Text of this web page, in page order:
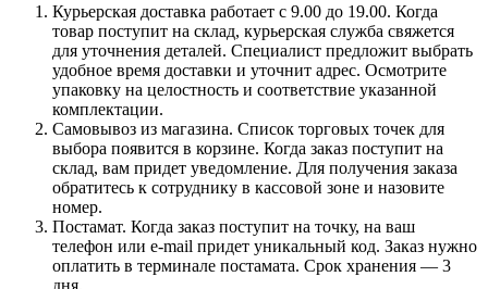
Курьерская доставка работает с 9.00 до 19.00. Когда
товар поступит на склад, курьерская служба свяжется
для уточнения деталей. Специалист предложит выбрать
удобное время доставки и уточнит адрес. Осмотрите
упаковку на целостность и соответствие указанной
комплектации.
Самовывоз из магазина. Список торговых точек для
выбора появится в корзине. Когда заказ поступит на
склад, вам придет уведомление. Для получения заказа
обратитесь к сотруднику в кассовой зоне и назовите
номер.
Постамат. Когда заказ поступит на точку, на ваш
телефон или e-mail придет уникальный код. Заказ нужно
оплатить в терминале постамата. Срок хранения — 3
дня.